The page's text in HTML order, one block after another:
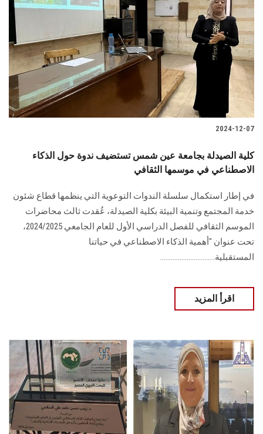
2024-12-07
كلية الصيدلة بجامعة عين شمس تستضيف ندوة حول الذكاء
الاصطناعي في موسمها الثقافي
في إطار استكمال سلسلة الندوات التوعوية التي ينظمها قطاع شئون
خدمة المجتمع وتنمية البيئة بكلية الصيدلة، عُقدت ثالث محاضرات
الموسم الثقافي للفصل الدراسي الأول للعام الجامعي 2024/2025،
تحت عنوان "أهمية الذكاء الاصطناعي في حياتنا
المستقبلية...............................
اقرأ المزيد